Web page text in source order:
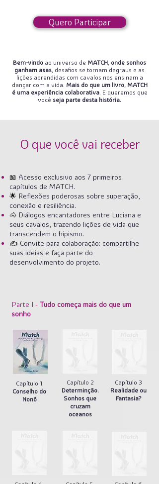
Quero Participar
Bem-vindo ao universo de MATCH, onde sonhos
ganham asas, desafios se tornam degraus e as
lições aprendidas com cavalos nos ensinam a
dançar com a vida. Mais do que um livro, MATCH
é uma experiência colaborativa. E queremos que
você seja parte desta história.
O que você vai receber
📖 Acesso exclusivo aos 7 primeiros
capítulos de MATCH.
🌟 Reflexões poderosas sobre superação,
conexão e resiliência.
🐴 Diálogos encantadores entre Luciana e
seus cavalos, trazendo lições de vida que
transcendem o hipismo.
✍️ Convite para colaboração: compartilhe
suas ideias e faça parte do
desenvolvimento do projeto.
Parte I - Tudo começa mais do que um
sonho
Capítulo 1
Conselho do
Nonô
Capítulo 2
Determinção.
Sonhos que
cruzam
oceanos
Capítulo 3
Realidade ou
Fantasia?